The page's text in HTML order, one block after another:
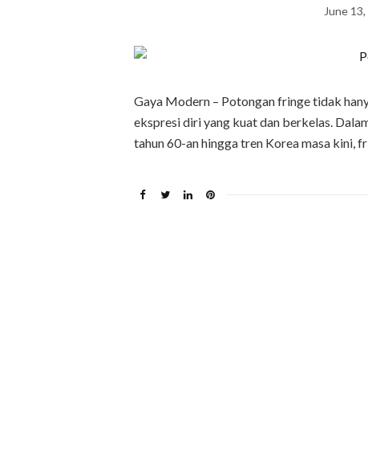
June
Gaya Modern – Potongan fringe tidak
ekspresi diri yang kuat dan berkelas.
tahun 60-an hingga tren Korea masa kini,